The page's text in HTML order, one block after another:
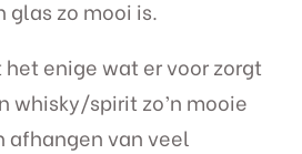
glas zo mooi is.
enige wat er voor zorgt
whisky/spirit zo’n mooie
afhangen van veel